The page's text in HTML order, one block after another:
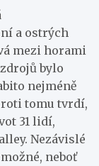
a ostrých
mezi horami
bylo
nejméně
tomu tvrdí,
31 lidí,
Nezávislé
neboť